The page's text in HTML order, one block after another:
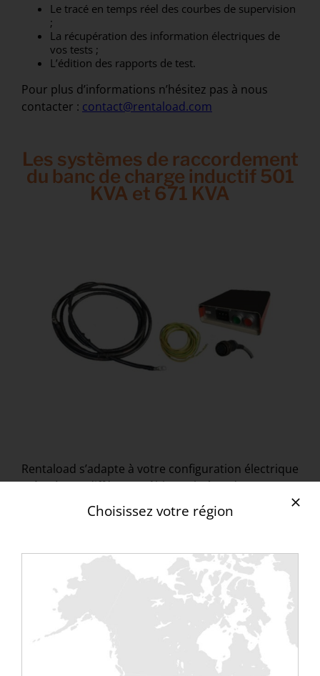
Le tracé en temps réel des courbes de supervision
;
La récupération des information électriques de
vos tests ;
L’édition des rapports de test.
Pour plus d’informations n’hésitez pas à nous
contacter : contact@rentaload.com
Les systèmes de raccordement
du banc de charge inductif 501
KVA et 671 KVA
Rentaload s’adapte à votre configuration électrique
grâce à ses différents câbles et boîtes de
connexion. En effet, nous disposons de
différentes
longueurs et sections de câbles pour nos bancs
de 5m à plus de 100m ;
avec des sections de 120/150/185/240 mm2.
Ce sont des câbles principalement cossés (10mm
ou 12mm). Ils assurent des connexions triphasées
entre les bancs de charge inductifs sur remorque
et vos installations.
Découvrez tous nos câbles et accessoires.
Choisissez votre région